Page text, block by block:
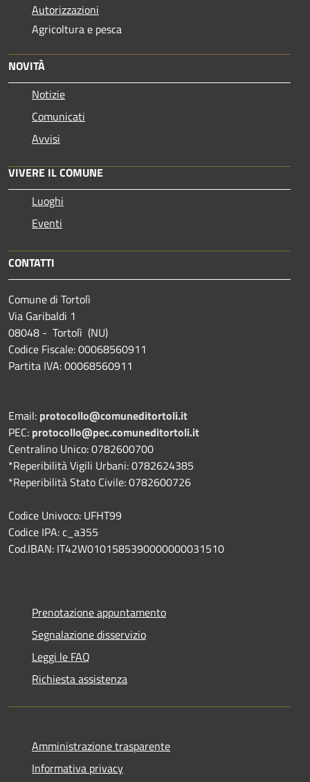
Autorizzazioni
Agricoltura e pesca
NOVITÀ
Notizie
Comunicati
Avvisi
VIVERE IL COMUNE
Luoghi
Eventi
CONTATTI
Comune di Tortolì
Via Garibaldi 1
08048 - Tortolì (NU)
Codice Fiscale: 00068560911
Partita IVA: 00068560911
Email: protocollo@comuneditortoli.it
PEC: protocollo@pec.comuneditortoli.it
Centralino Unico: 0782600700
*Reperibilità Vigili Urbani: 0782624385
*Reperibilità Stato Civile: 0782600726
Codice Univoco: UFHT99
Codice IPA: c_a355
Cod.IBAN: IT42W0101585390000000031510
Prenotazione appuntamento
Segnalazione disservizio
Leggi le FAQ
Richiesta assistenza
Amministrazione trasparente
Informativa privacy